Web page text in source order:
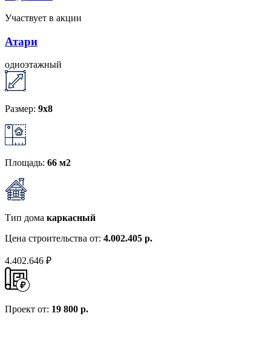
Участвует в акции
Атари
одноэтажный
Размер: 9х8
Площадь: 66 м2
Тип дома каркасный
Цена строительства от: 4.002.405 р.
4.402.646 ₽
Проект от: 19 800 р.